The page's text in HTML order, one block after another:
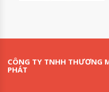
CÔNG TY TNHH THƯƠNG
PHÁT